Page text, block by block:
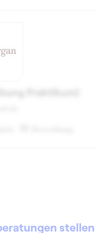
Praktikum)
stellen